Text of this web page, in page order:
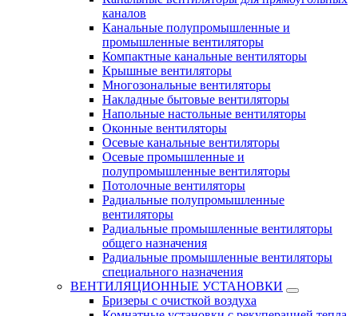
каналов
Канальные полупромышленные и
промышленные вентиляторы
Компактные канальные вентиляторы
Крышные вентиляторы
Многозональные вентиляторы
Накладные бытовые вентиляторы
Напольные настольные вентиляторы
Оконные вентиляторы
Осевые канальные вентиляторы
Осевые промышленные и
полупромышленные вентиляторы
Потолочные вентиляторы
Радиальные полупромышленные
вентиляторы
Радиальные промышленные вентиляторы
общего назначения
Радиальные промышленные вентиляторы
специального назначения
ВЕНТИЛЯЦИОННЫЕ УСТАНОВКИ
Бризеры с очисткой воздуха